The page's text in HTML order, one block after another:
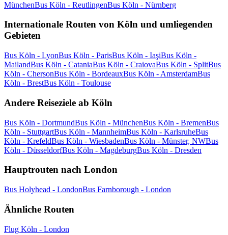
MünchenBus Köln - ReutlingenBus Köln - Nürnberg
Internationale Routen von Köln und umliegenden
Gebieten
Bus Köln - LyonBus Köln - ParisBus Köln - IaşiBus Köln -
MailandBus Köln - CataniaBus Köln - CraiovaBus Köln - SplitBus
Köln - ChersonBus Köln - BordeauxBus Köln - AmsterdamBus
Köln - BrestBus Köln - Toulouse
Andere Reiseziele ab Köln
Bus Köln - DortmundBus Köln - MünchenBus Köln - BremenBus
Köln - StuttgartBus Köln - MannheimBus Köln - KarlsruheBus
Köln - KrefeldBus Köln - WiesbadenBus Köln - Münster, NWBus
Köln - DüsseldorfBus Köln - MagdeburgBus Köln - Dresden
Hauptrouten nach London
Bus Holyhead - LondonBus Farnborough - London
Ähnliche Routen
Flug Köln - London